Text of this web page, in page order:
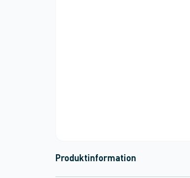
Produktinformation